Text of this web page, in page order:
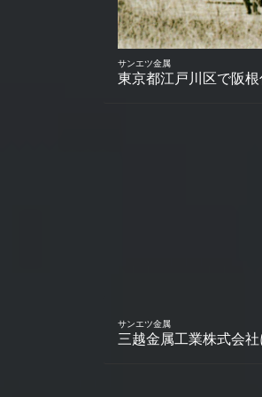
サンエツ金属
東京都江戸川区で阪
サンエツ金属
三越金属工業株式会